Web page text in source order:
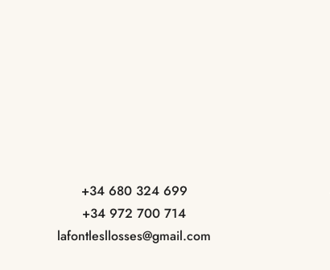
+34 680 324 699
+34 972 700 714
lafontlesllosses@gmail.com